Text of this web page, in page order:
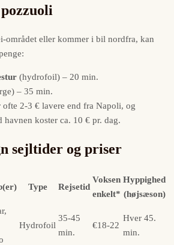
området eller kommer i bil nordfra, kan
(hydrofoil) – 20 min.
– 35 min.
ofte 2-3 € lavere end fra Napoli, og
havnen koster ca. 10 € pr. dag.
sejltider og priser
Type Rejsetid
Voksen
enkelt*
Hyppighed
(højsæson)
Hydrofoil
35-45
min.
€18-22
Hver 45.
min.